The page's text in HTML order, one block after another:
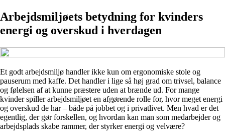
Arbejdsmiljøets betydning for kvinders
energi og overskud i hverdagen
Et godt arbejdsmiljø handler ikke kun om ergonomiske stole og
pauserum med kaffe. Det handler i lige så høj grad om trivsel, balance
og følelsen af at kunne præstere uden at brænde ud. For mange
kvinder spiller arbejdsmiljøet en afgørende rolle for, hvor meget energi
og overskud de har – både på jobbet og i privatlivet. Men hvad er det
egentlig, der gør forskellen, og hvordan kan man som medarbejder og
arbejdsplads skabe rammer, der styrker energi og velvære?